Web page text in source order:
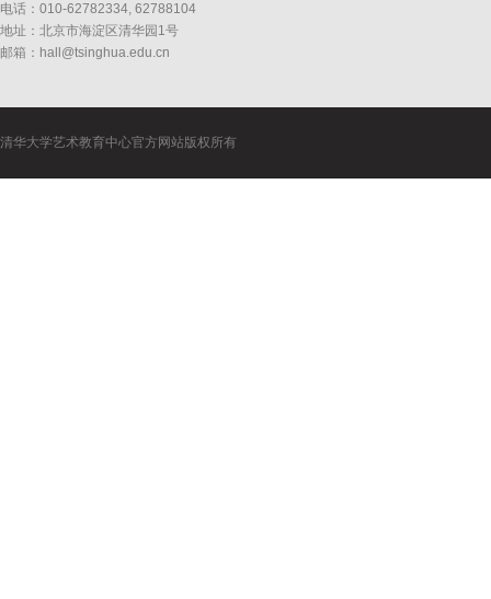
电话：010-62782334, 62788104
地址：北京市海淀区清华园1号
邮箱：hall@tsinghua.edu.cn
清华大学艺术教育中心官方网站版权所有